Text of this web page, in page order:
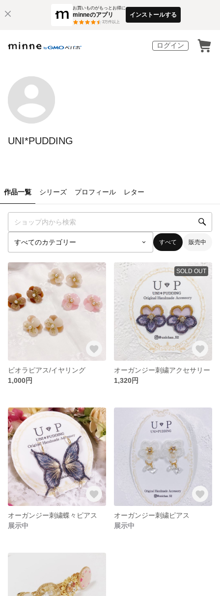
お買いものがもっとお得に
minneのアプリ
3万件以上
インストールする
ログイン
UNI*PUDDING
作品一覧 シリーズ プロフィール レター
すべて 販売中
ビオラピアス/イヤリング
1,000円
SOLD OUT
オーガンジー刺繍アクセサリー
1,320円
オーガンジー刺繍蝶々ピアス
展示中
オーガンジー刺繍ピアス
展示中